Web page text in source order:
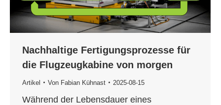
Nachhaltige Fertigungsprozesse für
die Flugzeugkabine von morgen
Artikel Von Fabian Kühnast 2025-08-15
Während der Lebensdauer eines